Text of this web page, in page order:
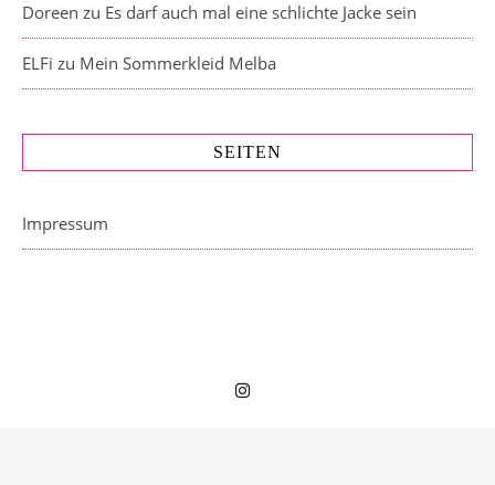
Doreen zu Es darf auch mal eine schlichte Jacke sein
ELFi zu Mein Sommerkleid Melba
SEITEN
Impressum